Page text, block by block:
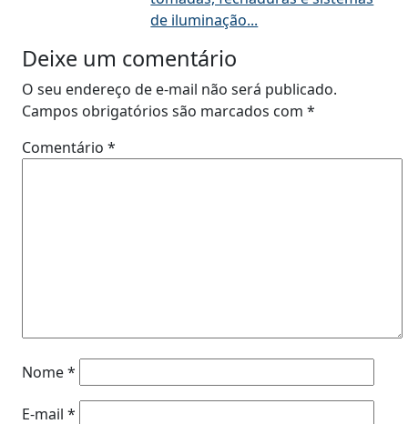
de iluminação...
Deixe um comentário
O seu endereço de e-mail não será publicado.
Campos obrigatórios são marcados com *
Comentário *
Nome*
E-mail *